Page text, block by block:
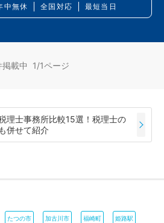
中無休 全国対応 最短当日
掲載中 1/1ページ
理士事務所比較15選！税理士の
併せて紹介
たつの市 加古川市 福崎町 姫路駅